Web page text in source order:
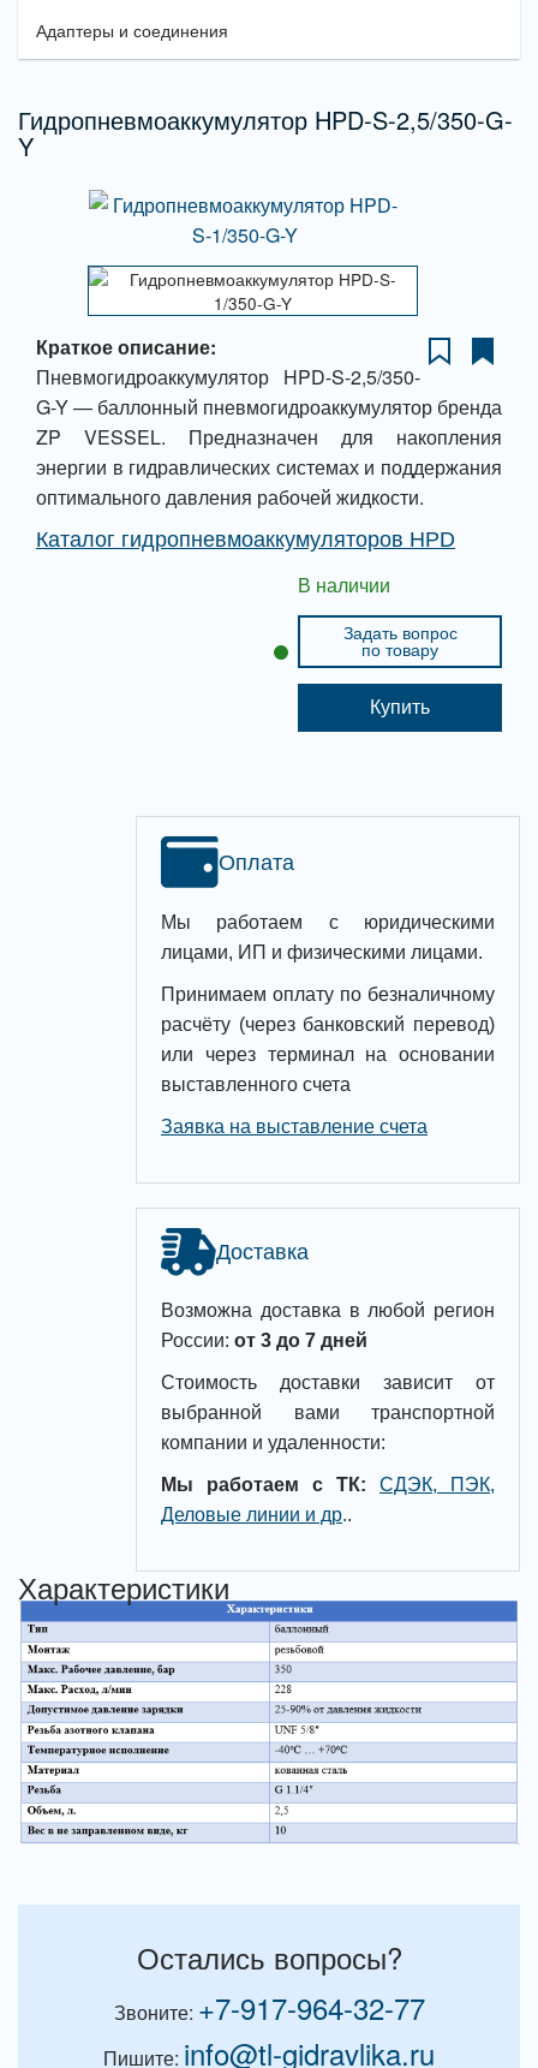
Адаптеры и соединения
Гидропневмоаккумулятор HPD-S-2,5/350-G-
Y
Краткое описание:
Пневмогидроаккумулятор HPD-S-2,5/350-
G-Y — баллонный пневмогидроаккумулятор бренда
ZP VESSEL. Предназначен для накопления
энергии в гидравлических системах и поддержания
оптимального давления рабочей жидкости.
Каталог гидропневмоаккумуляторов HPD
В наличии
Задать вопрос
по товару
Купить
Оплата
Мы работаем с юридическими
лицами, ИП и физическими лицами.
Принимаем оплату по безналичному
расчёту (через банковский перевод)
или через терминал на основании
выставленного счета
Заявка на выставление счета
Доставка
Возможна доставка в любой регион
России: от 3 до 7 дней
Стоимость доставки зависит от
выбранной вами транспортной
компании и удаленности:
Мы работаем с ТК:
СДЭК, ПЭК,
Деловые линии и др..
Характеристики
Остались вопросы?
Звоните: +7-917-964-32-77
Пишите: info@tl-gidravlika.ru